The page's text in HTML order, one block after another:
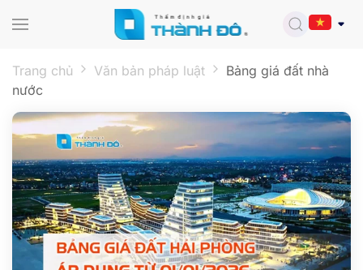
Trang chủ Văn bản pháp luật
Bảng giá đất nhà
nước